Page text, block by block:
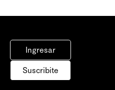
Ingresar
Suscribite